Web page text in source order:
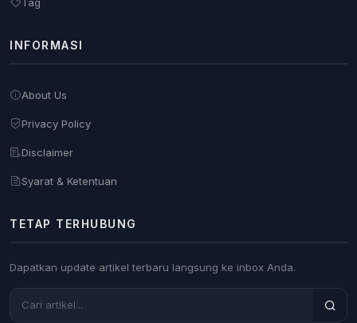
INFORMASI
About Us
Privacy Policy
Disclaimer
Syarat & Ketentuan
TETAP TERHUBUNG
Dapatkan update artikel terbaru langsung ke inbox Anda.